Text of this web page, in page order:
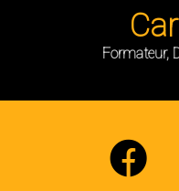
Formateur,